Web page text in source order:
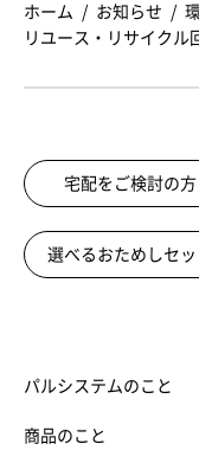
ホーム お知らせ
リユース・リサイク
宅配をご検討の方
選べるおためしセッ
パルシステムのこと
商品のこと